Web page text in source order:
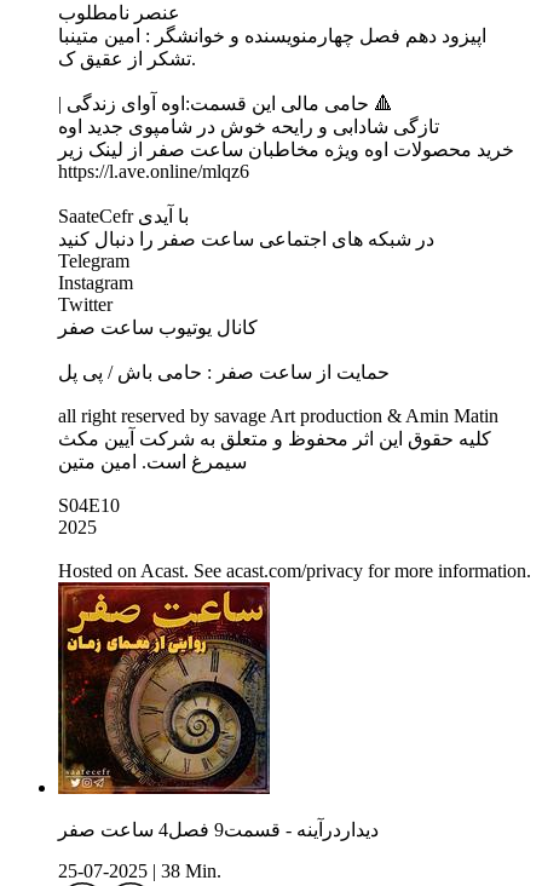
عنصر نامطلوب
اپیزود دهم فصل چهارمنویسنده و خوانشگر : امین متینبا
تشکر از عقیق ک.
| حامی مالی این قسمت:اوه آوای زندگی 🔺
تازگی شادابی و رایحه خوش در شامپوی جدید اوه
خرید محصولات اوه ویژه مخاطبان ساعت صفر از لینک زیر
https://l.ave.online/mlqz6
SaateCefr با آیدی
در شبکه های اجتماعی ساعت صفر را دنبال کنید
Telegram
Instagram
Twitter
کانال یوتیوب ساعت صفر
حمایت از ساعت صفر : حامی باش / پی پل
all right reserved by savage Art production & Amin Matin
کلیه حقوق این اثر محفوظ و متعلق به شرکت آیین مکث
سیمرغ است. امین متین
S04E10
2025
Hosted on Acast. See acast.com/privacy for more information.
دیداردرآینه - قسمت9 فصل4 ساعت صفر
25-07-2025
38 Min.